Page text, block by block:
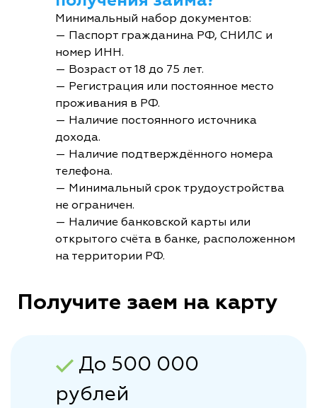
Минимальный набор документов:
— Паспорт гражданина РФ, СНИЛС и
номер ИНН.
— Возраст от 18 до 75 лет.
— Регистрация или постоянное место
проживания в РФ.
— Наличие постоянного источника
дохода.
— Наличие подтверждённого номера
телефона.
— Минимальный срок трудоустройства
не ограничен.
— Наличие банковской карты или
открытого счёта в банке, расположенном
на территории РФ.
Получите заем на карту
До 500 000
рублей